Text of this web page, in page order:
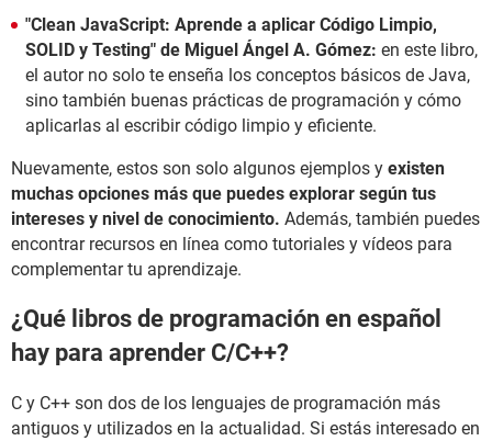
"Clean JavaScript: Aprende a aplicar Código Limpio,
SOLID y Testing" de Miguel Ángel A. Gómez: en este libro,
el autor no solo te enseña los conceptos básicos de Java,
sino también buenas prácticas de programación y cómo
aplicarlas al escribir código limpio y eficiente.
Nuevamente, estos son solo algunos ejemplos y existen
muchas opciones más que puedes explorar según tus
intereses y nivel de conocimiento. Además, también puedes
encontrar recursos en línea como tutoriales y vídeos para
complementar tu aprendizaje.
¿Qué libros de programación en español
hay para aprender C/C++?
C y C++ son dos de los lenguajes de programación más
antiguos y utilizados en la actualidad. Si estás interesado en